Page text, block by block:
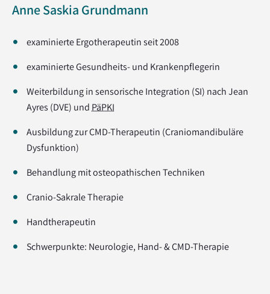
Anne Saskia Grundmann
examinierte Ergotherapeutin seit 2008
examinierte Gesundheits- und Krankenpflegerin
Weiterbildung in sensorische Integration (SI) nach Jean
Ayres (DVE) und PäPKI
Ausbildung zur CMD-Therapeutin (Craniomandibuläre
Dysfunktion)
Behandlung mit osteopathischen Techniken
Cranio-Sakrale Therapie
Handtherapeutin
Schwerpunkte: Neurologie, Hand- & CMD-Therapie